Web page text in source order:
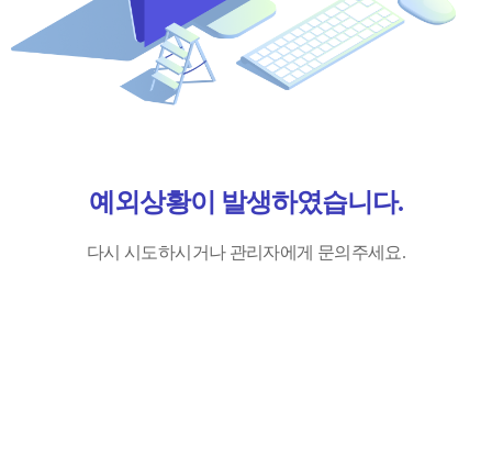
예외상황이 발생하였습니다.
다시 시도하시거나 관리자에게 문의주세요.